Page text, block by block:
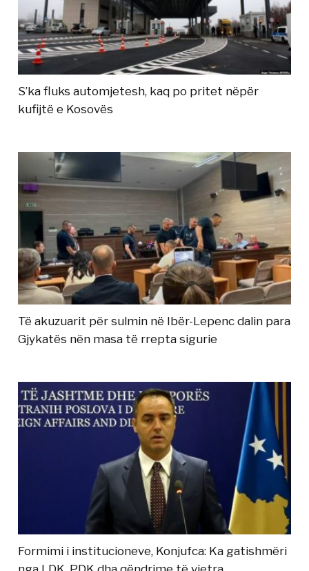
S’ka fluks automjetesh, kaq po pritet nëpër
kufijtë e Kosovës
Të akuzuarit për sulmin në Ibër-Lepenc dalin para
Gjykatës nën masa të rrepta sigurie
Formimi i institucioneve, Konjufca: Ka gatishmëri